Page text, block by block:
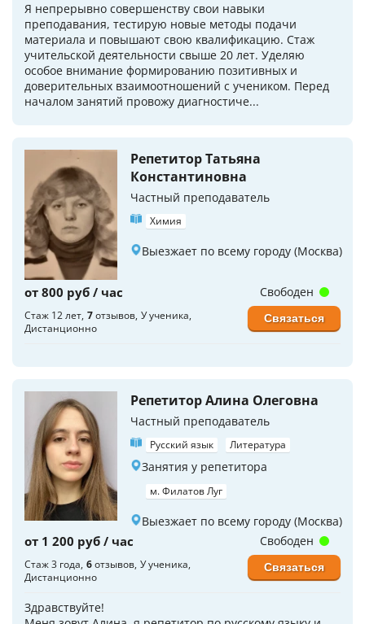
Я непрерывно совершенству свои навыки
преподавания, тестирую новые методы подачи
материала и повышают свою квалификацию. Стаж
учительской деятельности свыше 20 лет. Уделяю
особое внимание формированию позитивных и
доверительных взаимоотношений с учеником. Перед
началом занятий провожу диагностиче...
Репетитор Татьяна
Константиновна
Частный преподаватель
Химия
Выезжает по всему городу (Москва)
от 800 руб / час
Стаж 12 лет 7отзывов У ученика
Дистанционно
Свободен
Связаться
Репетитор Алина Олеговна
Частный преподаватель
Русский язык Литература
Занятия у репетитора
м. Филатов Луг
Выезжает по всему городу (Москва)
от 1 200 руб / час
Стаж 3 года 6отзывов У ученика
Дистанционно
Здравствуйте!
Свободен
Связаться